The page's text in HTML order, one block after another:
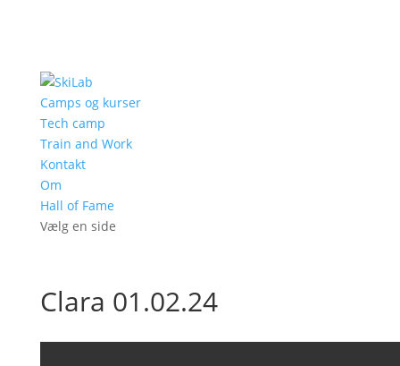
Camps og kurser
Tech camp
Train and Work
Kontakt
Om
Hall of Fame
Vælg en side
Clara 01.02.24